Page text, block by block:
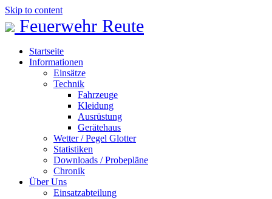
Skip to content
Feuerwehr Reute
Startseite
Informationen
Einsätze
Technik
Fahrzeuge
Kleidung
Ausrüstung
Gerätehaus
Wetter / Pegel Glotter
Statistiken
Downloads / Probepläne
Chronik
Über Uns
Einsatzabteilung